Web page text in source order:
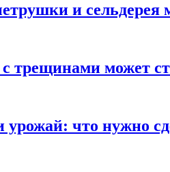
и сельдерея
трещинами может
что нужно